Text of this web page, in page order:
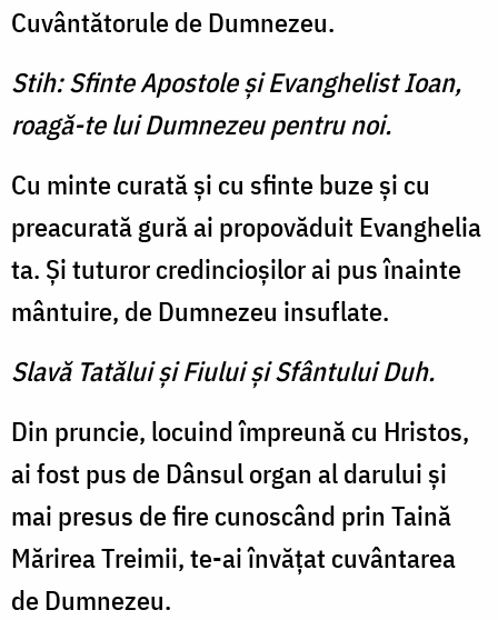
Cuvântătorule de Dumnezeu.
Stih: Sfinte Apostole şi Evanghelist Ioan,
roagă-te lui Dumnezeu pentru noi.
Cu minte curată şi cu sfinte buze şi cu
preacurată gură ai propovăduit Evanghelia
ta. Şi tuturor credincioşilor ai pus înainte
mântuire, de Dumnezeu insuflate.
Slavă Tatălui şi Fiului şi Sfântului Duh.
Din pruncie, locuind împreună cu Hristos,
ai fost pus de Dânsul organ al darului şi
mai presus de fire cunoscând prin Taină
Mărirea Treimii, te-ai învăţat cuvântarea
de Dumnezeu.